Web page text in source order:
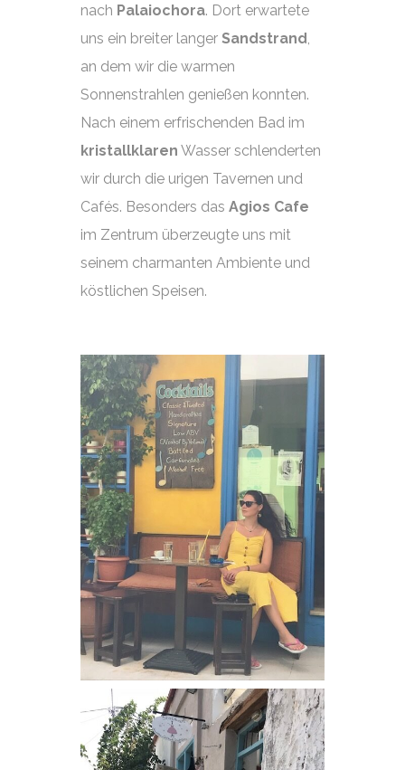
nach Palaiochora. Dort erwartete
uns ein breiter langer Sandstrand,
an dem wir die warmen
Sonnenstrahlen genießen konnten.
Nach einem erfrischenden Bad im
kristallklaren Wasser schlenderten
wir durch die urigen Tavernen und
Cafés. Besonders das Agios Cafe
im Zentrum überzeugte uns mit
seinem charmanten Ambiente und
köstlichen Speisen.